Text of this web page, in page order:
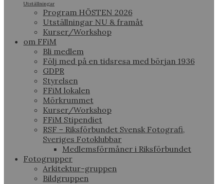
Utställningar
Program HÖSTEN 2026
Utställningar NU & framåt
Kurser/Workshop
om FFiM
Bli medlem
Följ med på en tidsresa med början 1936
GDPR
Styrelsen
FFiM lokalen
Mörkrummet
Kurser/Workshop
FFiM Stipendiet
RSF – Riksförbundet Svensk Fotografi,
Sveriges Fotoklubbar
Medlemsförmåner i Riksförbundet
Fotogrupper
Arkitektur-gruppen
Bildgruppen